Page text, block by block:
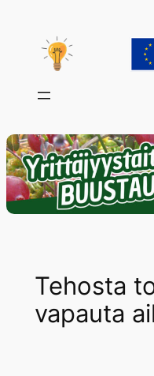
sisältöön
Tehosta
vapauta